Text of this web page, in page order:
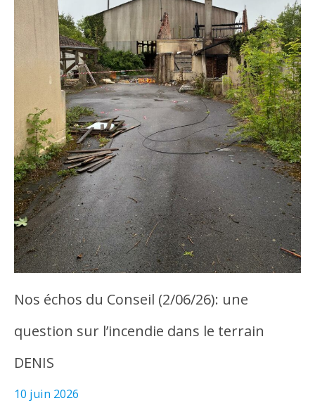
Nos échos du Conseil (2/06/26): une
question sur l’incendie dans le terrain
DENIS
10 juin 2026